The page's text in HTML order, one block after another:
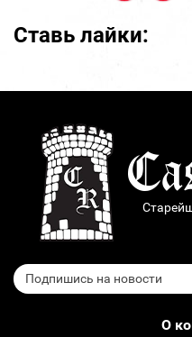
Ставь лайки:
О